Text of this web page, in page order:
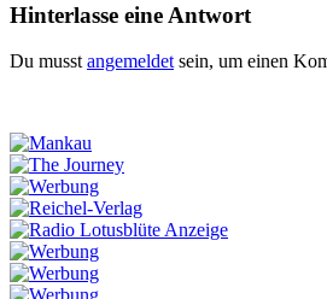
Hinterlasse eine Antwort
Du musstangemeldetsein, um einen